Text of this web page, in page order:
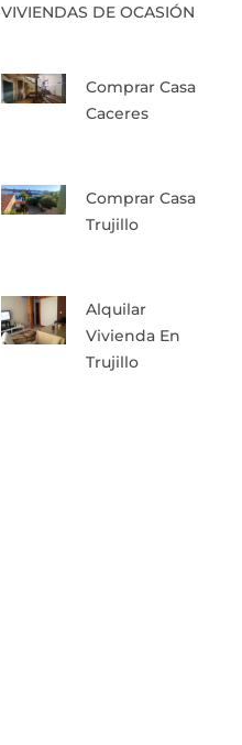
VIVIENDAS DE OCASIÓN
Comprar Casa
Caceres
Comprar Casa
Trujillo
Alquilar
Vivienda En
Trujillo